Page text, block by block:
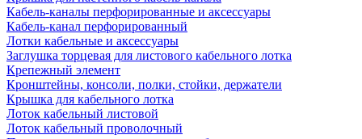
Кабель-каналы перфорированные и аксессуары
Кабель-канал перфорированный
Лотки кабельные и аксессуары
Заглушка торцевая для листового кабельного лотка
Крепежный элемент
Кронштейны, консоли, полки, стойки, держатели
Крышка для кабельного лотка
Лоток кабельный листовой
Лоток кабельный проволочный